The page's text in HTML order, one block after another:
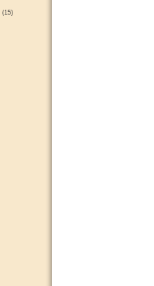
(15)